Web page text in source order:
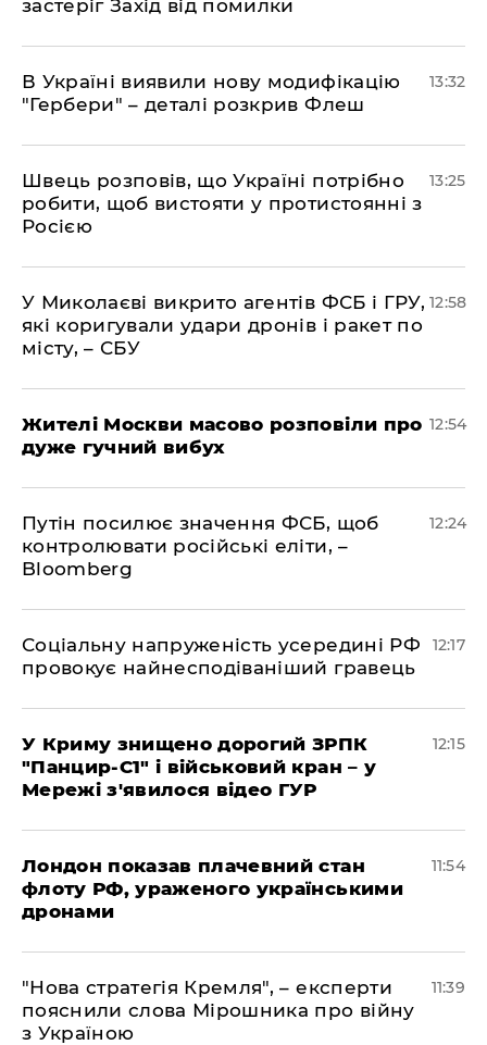
застеріг Захід від помилки
В Україні виявили нову модифікацію
"Гербери" – деталі розкрив Флеш
13:32
Швець розповів, що Україні потрібно
робити, щоб вистояти у протистоянні з
Росією
13:25
У Миколаєві викрито агентів ФСБ і ГРУ,
які коригували удари дронів і ракет по
місту, – СБУ
12:58
Жителі Москви масово розповіли про
дуже гучний вибух
12:54
Путін посилює значення ФСБ, щоб
контролювати російські еліти, –
Bloomberg
12:24
Соціальну напруженість усередині РФ
провокує найнесподіваніший гравець
12:17
У Криму знищено дорогий ЗРПК
"Панцир-С1" і військовий кран – у
Мережі з'явилося відео ГУР
12:15
Лондон показав плачевний стан
флоту РФ, ураженого українськими
дронами
11:54
"Нова стратегія Кремля", – експерти
пояснили слова Мірошника про війну
з Україною
11:39